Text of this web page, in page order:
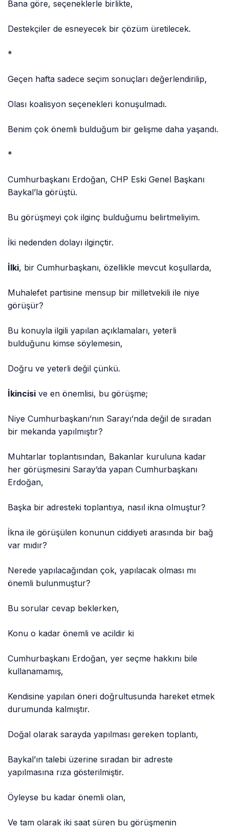
Bana göre, seçeneklerle birlikte,
Destekçiler de esneyecek bir çözüm üretilecek.
*
Geçen hafta sadece seçim sonuçları değerlendirilip,
Olası koalisyon seçenekleri konuşulmadı.
Benim çok önemli bulduğum bir gelişme daha yaşandı.
*
Cumhurbaşkanı Erdoğan, CHP Eski Genel Başkanı
Baykal’la görüştü.
Bu görüşmeyi çok ilginç bulduğumu belirtmeliyim.
İki nedenden dolayı ilginçtir.
İlki, bir Cumhurbaşkanı, özellikle mevcut koşullarda,
Muhalefet partisine mensup bir milletvekili ile niye
görüşür?
Bu konuyla ilgili yapılan açıklamaları, yeterli
bulduğunu kimse söylemesin,
Doğru ve yeterli değil çünkü.
İkincisi ve en önemlisi, bu görüşme;
Niye Cumhurbaşkanı’nın Sarayı’nda değil de sıradan
bir mekanda yapılmıştır?
Muhtarlar toplantısından, Bakanlar kuruluna kadar
her görüşmesini Saray’da yapan Cumhurbaşkanı
Erdoğan,
Başka bir adresteki toplantıya, nasıl ikna olmuştur?
İkna ile görüşülen konunun ciddiyeti arasında bir bağ
var mıdır?
Nerede yapılacağından çok, yapılacak olması mı
önemli bulunmuştur?
Bu sorular cevap beklerken,
Konu o kadar önemli ve acildir ki
Cumhurbaşkanı Erdoğan, yer seçme hakkını bile
kullanamamış,
Kendisine yapılan öneri doğrultusunda hareket etmek
durumunda kalmıştır.
Doğal olarak sarayda yapılması gereken toplantı,
Baykal’ın talebi üzerine sıradan bir adreste
yapılmasına rıza gösterilmiştir.
Öyleyse bu kadar önemli olan,
Ve tam olarak iki saat süren bu görüşmenin